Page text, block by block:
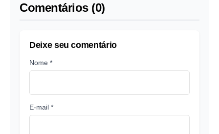
Comentários (0)
Deixe seu comentário
Nome *
E-mail *